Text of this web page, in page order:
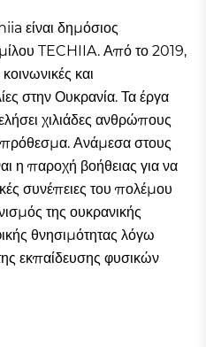
είναι δημόσιος
TECHIIA. Από το 2019,
και
στην Ουκρανία. Τα έργα
χιλιάδες ανθρώπους
Ανάμεσα στους
η παροχή βοήθειας για να
συνέπειες του πολέμου
της ουκρανικής
θνησιμότητας λόγω
εκπαίδευσης φυσικών